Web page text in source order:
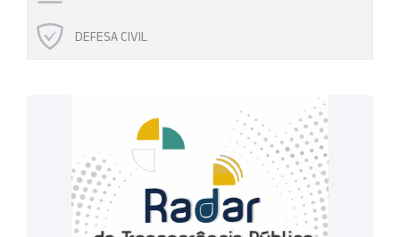
DEFESA CIVIL